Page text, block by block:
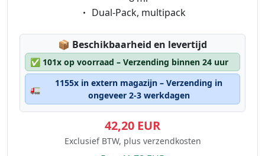
Eigenschaft:
Dual-Pack, multipack
📦 Lagerstatus:
Beschikbaarheid en levertijd
✅ 101x op voorraad – Verzending binnen 24 uur
🚛
1155x in extern magazijn – Verzending in
ongeveer 2-3 werkdagen
42,20 EUR
Exclusief BTW, plus verzendkosten